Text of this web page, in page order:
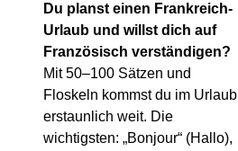
Du planst einen Frankreich-
Urlaub und willst dich auf
Französisch verständigen?
Mit 50–100 Sätzen und
Floskeln kommst du im Urlaub
erstaunlich weit. Die
wichtigsten: „Bonjour“ (Hallo),